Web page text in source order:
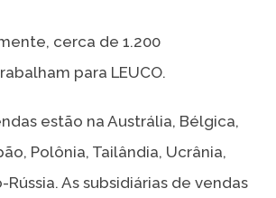
cerca de 1.200
para LEUCO.
estão na Austrália, Bélgica,
Polônia, Tailândia, Ucrânia,
As subsidiárias de vendas